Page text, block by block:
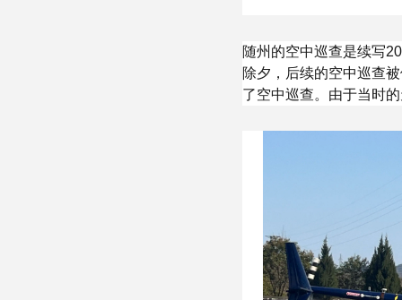
随州的空中巡查是续写
除夕，后续的空中巡查
了空中巡查。由于当时